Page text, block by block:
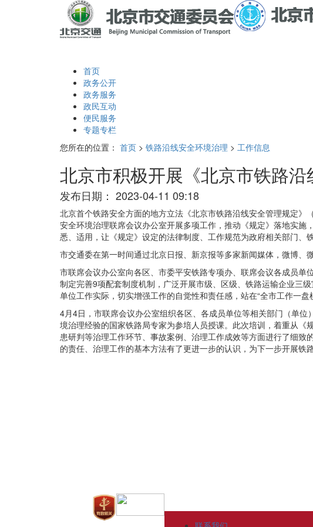
首页
政务公开
政务服务
政民互动
便民服务
专题专栏
您所在的位置： 首页 > 铁路沿线安全环境治理 > 工作信息
北京市积极开展《北京市铁路
发布日期： 2023-04-11 09:18
北京首个铁路安全方面的地方立法《北京市铁路沿线安全管理规定
安全环境治理联席会议办公室开展多项工作，推动《规定》落地实
悉、适用，让《规定》设定的法律制度、工作规范为政府相关部门、
市交通委在第一时间通过北京日报、新京报等多家新闻媒体，微博、
市联席会议办公室向各区、市委平安铁路专项办、联席会议各成员
制定完善9项配套制度机制，广泛开展市级、区级、铁路运输企业三
单位工作实际，切实增强工作的自觉性和责任感，站在“全市工作一
4月4日，市联席会议办公室组织各区、各成员单位等相关部门（单
境治理经验的国家铁路局专家为参培人员授课。此次培训，着重从
患研判等治理工作环节、事故案例、治理工作成效等方面进行了细
的责任、治理工作的基本方法有了更进一步的认识，为下一步开展铁